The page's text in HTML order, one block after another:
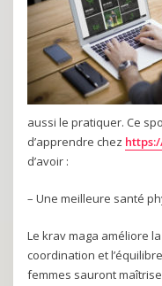
aussi le pratiquer. Ce
d’apprendre chez
d’avoir :
– Une meilleure santé
Le krav maga améliore
coordination et
femmes sauront